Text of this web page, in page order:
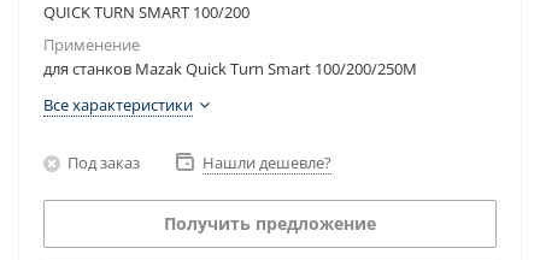
QUICK TURN SMART 100/200
Применение
для станков Mazak Quick Turn Smart 100/200/250M
Все характеристики
Под заказ Нашли дешевле?
Получить предложение